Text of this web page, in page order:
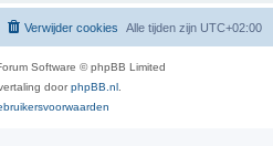
Alle tijden zijn UTC+02:00
Verwijder cookies
Software © phpBB Limited
doorphpBB.nl